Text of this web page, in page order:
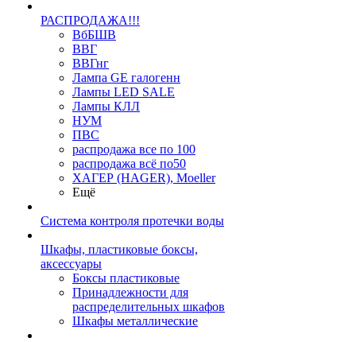
РАСПРОДАЖА!!!
ВбБШВ
ВВГ
ВВГнг
Лампа GE галогенн
Лампы LED SALE
Лампы КЛЛ
НУМ
ПВС
распродажа все по 100
распродажа всё по50
ХАГЕР (HAGER), Moeller
Ещё
Система контроля протечки воды
Шкафы, пластиковые боксы,
аксессуары
Боксы пластиковые
Принадлежности для
распределительных шкафов
Шкафы металлические